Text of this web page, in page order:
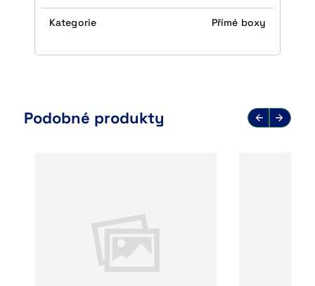
Kategorie Přímé boxy
Podobné produkty